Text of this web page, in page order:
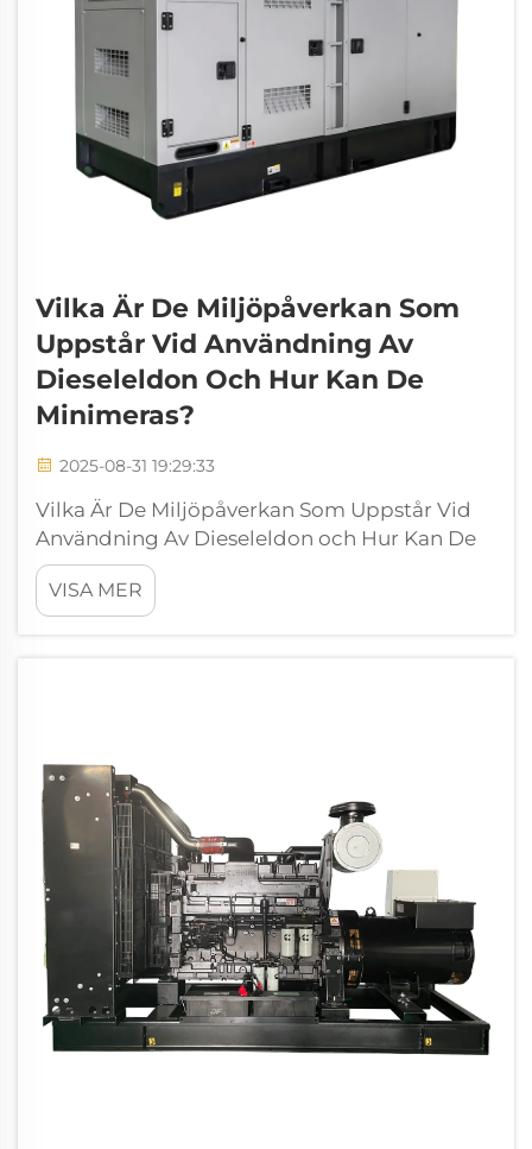
Vilka Är De Miljöpåverkan Som
Uppstår Vid Användning Av
Dieseleldon Och Hur Kan De
Minimeras?
2025-08-31 19:29:33
Vilka Är De Miljöpåverkan Som Uppstår Vid
Användning Av Dieseleldon och Hur Kan De
Minimeras? Dieseleldon har länge varit
kärnan i reservkraftförsörjningen i
industriverk, kommersiella byggnader,
VISA MER